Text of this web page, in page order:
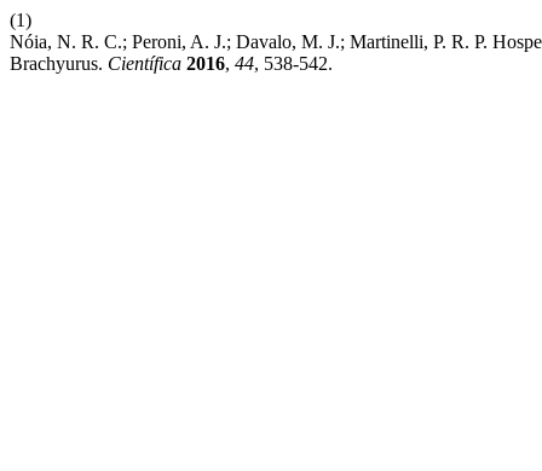
(1)
Nóia, N. R. C.; Peroni, A. J.; Davalo, M. J.; Martinelli, P. R. P.
Brachyurus. Científica 2016, 44, 538-542.